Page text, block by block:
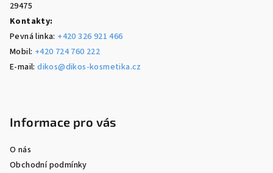
29475
Kontakty:
Pevná linka: +420 326 921 466
Mobil: +420 724 760 222
E-mail:dikos@dikos-kosmetika.cz
Informace pro vás
O nás
Obchodní podmínky